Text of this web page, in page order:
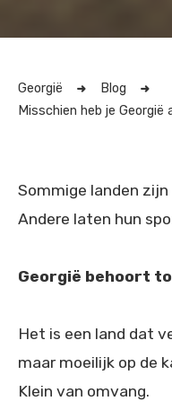
Georgië
Blog
Misschien heb je
Sommige landen
Andere laten hun
Georgië behoort
Het is een land dat
maar moeilijk op de
Klein van omvang.